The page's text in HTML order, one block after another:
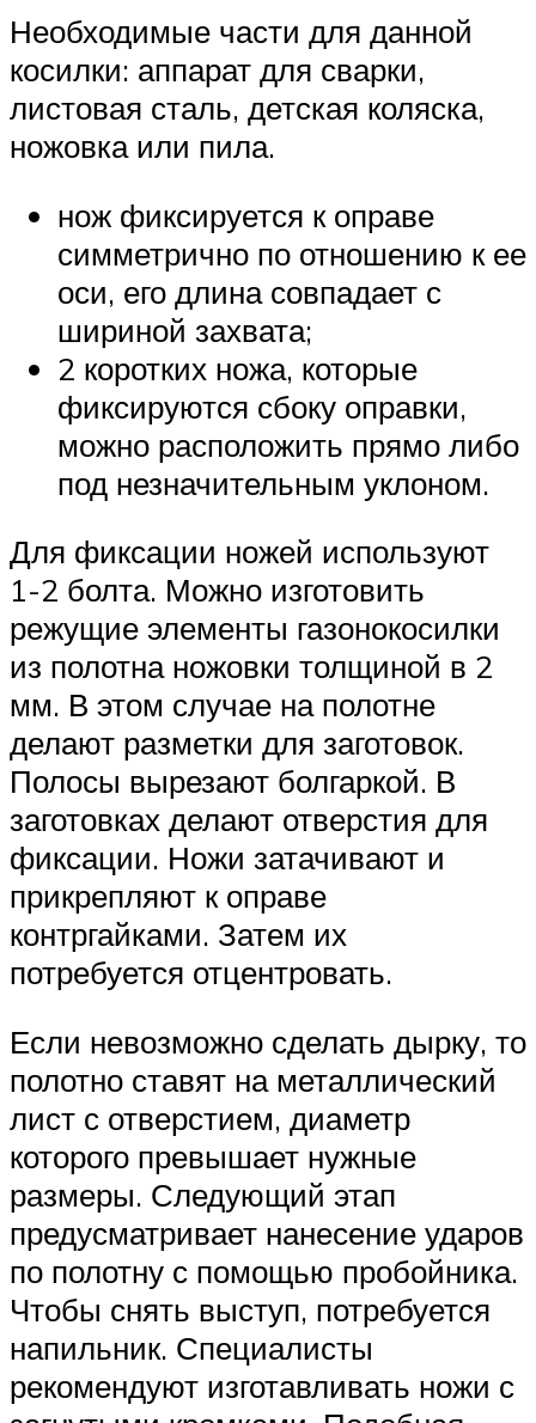
Необходимые части для данной
косилки: аппарат для сварки,
листовая сталь, детская коляска,
ножовка или пила.
нож фиксируется к оправе
симметрично по отношению к ее
оси, его длина совпадает с
шириной захвата;
2 коротких ножа, которые
фиксируются сбоку оправки,
можно расположить прямо либо
под незначительным уклоном.
Для фиксации ножей используют
1-2 болта. Можно изготовить
режущие элементы газонокосилки
из полотна ножовки толщиной в 2
мм. В этом случае на полотне
делают разметки для заготовок.
Полосы вырезают болгаркой. В
заготовках делают отверстия для
фиксации. Ножи затачивают и
прикрепляют к оправе
контргайками. Затем их
потребуется отцентровать.
Если невозможно сделать дырку, то
полотно ставят на металлический
лист с отверстием, диаметр
которого превышает нужные
размеры. Следующий этап
предусматривает нанесение ударов
по полотну с помощью пробойника.
Чтобы снять выступ, потребуется
напильник. Специалисты
рекомендуют изготавливать ножи с